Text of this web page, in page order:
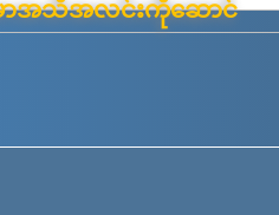
မာအသိအလင်းကိုဆောင်